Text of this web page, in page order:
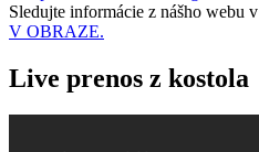
Sledujte informácie z nášho webu v
V OBRAZE.
Live prenos z kostola